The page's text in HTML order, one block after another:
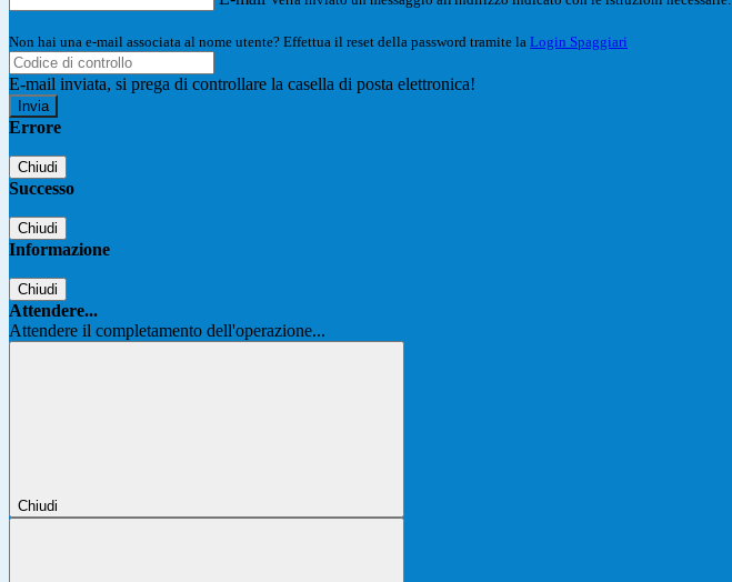
Non hai una e-mail associata al nome utente? Effettua il reset della password tramite la Login Spaggiari
E-mail inviata, si prega di controllare la casella di posta elettronica!
Errore
Chiudi
Successo
Chiudi
Informazione
Chiudi
Attendere...
Attendere il completamento dell'operazione...
Chiudi